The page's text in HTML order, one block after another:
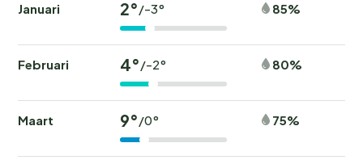
Januari 2°/-3° 85%
Februari 4°/-2° 80%
Maart 9°/0° 75%